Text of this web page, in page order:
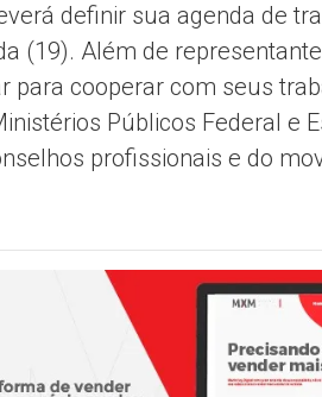
definir sua agenda de
(19). Além de
para cooperar com seus
Públicos Federal e
profissionais e do